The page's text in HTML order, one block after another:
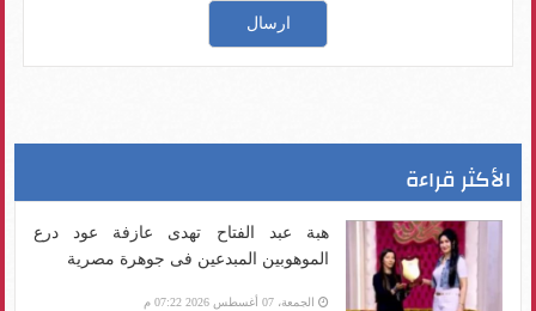
الأكثر قراءة
هبة عبد الفتاح تهدى عازفة عود درع
الموهوبين المبدعين فى جوهرة مصرية
الجمعة، 07 أغسطس 2026 07:22 م